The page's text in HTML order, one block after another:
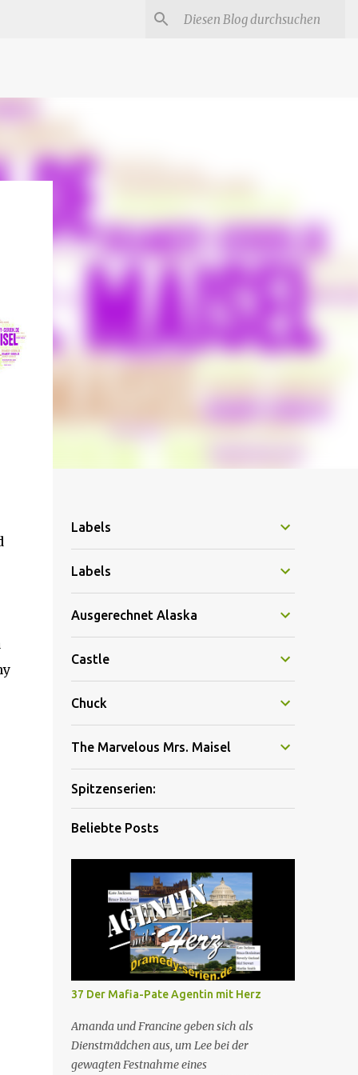
Labels
Labels
Ausgerechnet Alaska
Castle
Chuck
The Marvelous Mrs. Maisel
Spitzenserien:
Beliebte Posts
37 Der Mafia-Pate Agentin mit Herz
Amanda und Francine geben sich als
Dienstmädchen aus, um Lee bei der
gewagten Festnahme eines